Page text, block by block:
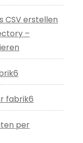
CSV erstellen
–
fabrik6
per